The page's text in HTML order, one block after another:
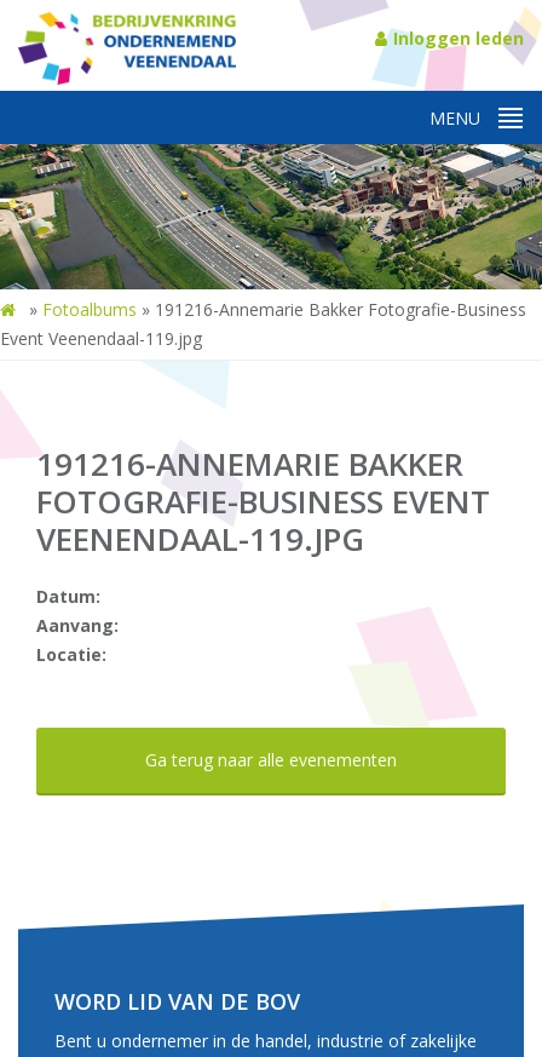
Inloggen leden
» Fotoalbums » 191216-Annemarie Bakker Fotografie-Business
Event Veenendaal-119.jpg
191216-ANNEMARIE BAKKER
FOTOGRAFIE-BUSINESS EVENT
VEENENDAAL-119.JPG
Datum:
Aanvang:
Locatie:
Ga terug naar alle evenementen
WORD LID VAN DE BOV
Bent u ondernemer in de handel, industrie of zakelijke